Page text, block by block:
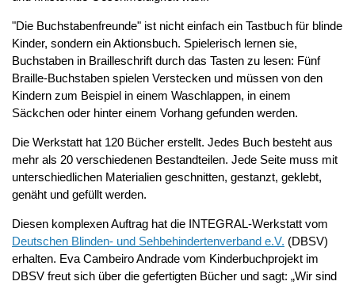
"Die Buchstabenfreunde" ist nicht einfach ein Tastbuch für blinde
Kinder, sondern ein Aktionsbuch. Spielerisch lernen sie,
Buchstaben in Brailleschrift durch das Tasten zu lesen: Fünf
Braille-Buchstaben spielen Verstecken und müssen von den
Kindern zum Beispiel in einem Waschlappen, in einem
Säckchen oder hinter einem Vorhang gefunden werden.
Die Werkstatt hat 120 Bücher erstellt. Jedes Buch besteht aus
mehr als 20 verschiedenen Bestandteilen. Jede Seite muss mit
unterschiedlichen Materialien geschnitten, gestanzt, geklebt,
genäht und gefüllt werden.
Diesen komplexen Auftrag hat die INTEGRAL-Werkstatt vom
Deutschen Blinden- und Sehbehindertenverband e.V. (DBSV)
erhalten. Eva Cambeiro Andrade vom Kinderbuchprojekt im
DBSV freut sich über die gefertigten Bücher und sagt: „Wir sind